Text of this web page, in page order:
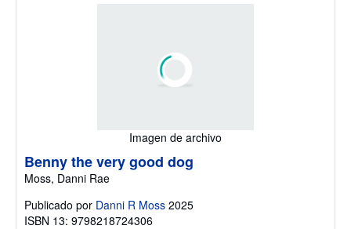
Imagen de archivo
Benny the very good dog
Moss, Danni Rae
Publicado por Danni R Moss 2025
ISBN 13: 9798218724306